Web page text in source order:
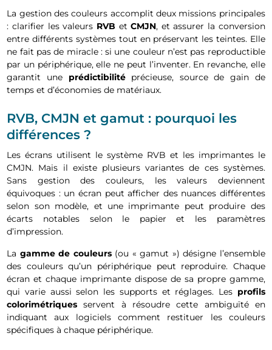
La gestion des couleurs accomplit deux missions principales
: clarifier les valeurs RVBetCMJN, et assurer la conversion
entre différents systèmes tout en préservant les teintes. Elle
ne fait pas de miracle : si une couleur n’est pas reproductible
par un périphérique, elle ne peut l’inventer. En revanche, elle
garantit une prédictibilitéprécieuse, source de gain de
temps et d’économies de matériaux.
RVB, CMJN et gamut : pourquoi les
différences ?
Les écrans utilisent le système RVB et les imprimantes le
CMJN. Mais il existe plusieurs variantes de ces systèmes.
Sans gestion des couleurs, les valeurs deviennent
équivoques : un écran peut afficher des nuances différentes
selon son modèle, et une imprimante peut produire des
écarts notables selon le papier et les paramètres
d’impression.
La gamme de couleurs(ou « gamut ») désigne l’ensemble
des couleurs qu’un périphérique peut reproduire. Chaque
écran et chaque imprimante dispose de sa propre gamme,
qui varie aussi selon les supports et réglages. Les profils
colorimétriques servent à résoudre cette ambiguïté en
indiquant aux logiciels comment restituer les couleurs
spécifiques à chaque périphérique.